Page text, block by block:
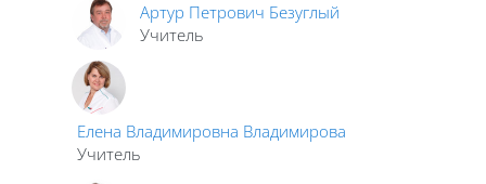
Артур Петрович Безуглый
Учитель
Елена Владимировна Владимирова
Учитель